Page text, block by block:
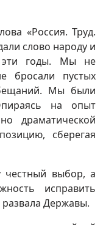
«Россия. Труд.
слово народу и
эти годы. Мы не
бросали пустых
Мы были
на опыт
драматической
сберегая
выбор, а
исправить
развала Державы.